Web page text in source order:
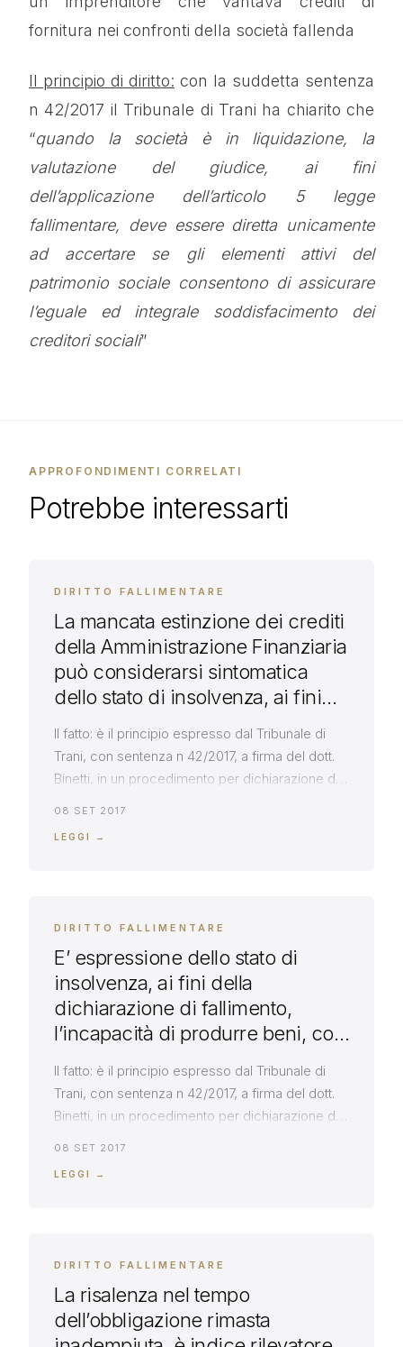
fornitura nei confronti della società fallenda
Il principio di diritto: con la suddetta sentenza
n 42/2017 il Tribunale di Trani ha chiarito che
“quando la società è in liquidazione, la
valutazione del giudice, ai fini
dell’applicazione dell’articolo 5 legge
fallimentare, deve essere diretta unicamente
ad accertare se gli elementi attivi del
patrimonio sociale consentono di assicurare
l’eguale ed integrale soddisfacimento dei
creditori sociali”
APPROFONDIMENTI CORRELATI
Potrebbe interessarti
DIRITTO FALLIMENTARE
La mancata estinzione dei crediti
della Amministrazione Finanziaria
può considerarsi sintomatica
dello stato di insolvenza, ai fini
Il fatto: è il principio espresso dal Tribunale di
Trani, con sentenza n 42/2017, a firma del dott.
Binetti, in un procedimento per dichiarazione di
08 SET 2017
LEGGI →
DIRITTO FALLIMENTARE
E’ espressione dello stato di
insolvenza, ai fini della
dichiarazione di fallimento,
l’incapacità di produrre beni, con
l’impossibilità di ricorrere al
credito a condizioni normali
Il fatto: è il principio espresso dal Tribunale di
Trani, con sentenza n 42/2017, a firma del dott.
Binetti, in un procedimento per dichiarazione di
vantava crediti di fornitura nei confronti della
08 SET 2017
LEGGI →
DIRITTO FALLIMENTARE
La risalenza nel tempo
dell’obbligazione rimasta